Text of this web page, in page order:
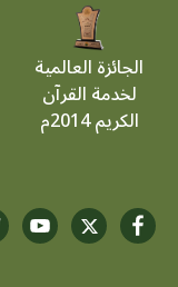
الجائزة العالمية
لخدمة القرآن
الكريم 2014م